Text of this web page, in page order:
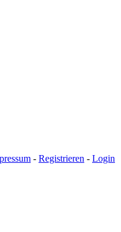
- Registrieren - Login